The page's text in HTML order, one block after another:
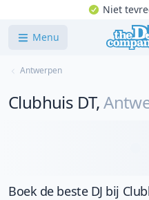
Niet
Menu
Antwerpen
Clubhuis DT,
Boek de beste DJ bij